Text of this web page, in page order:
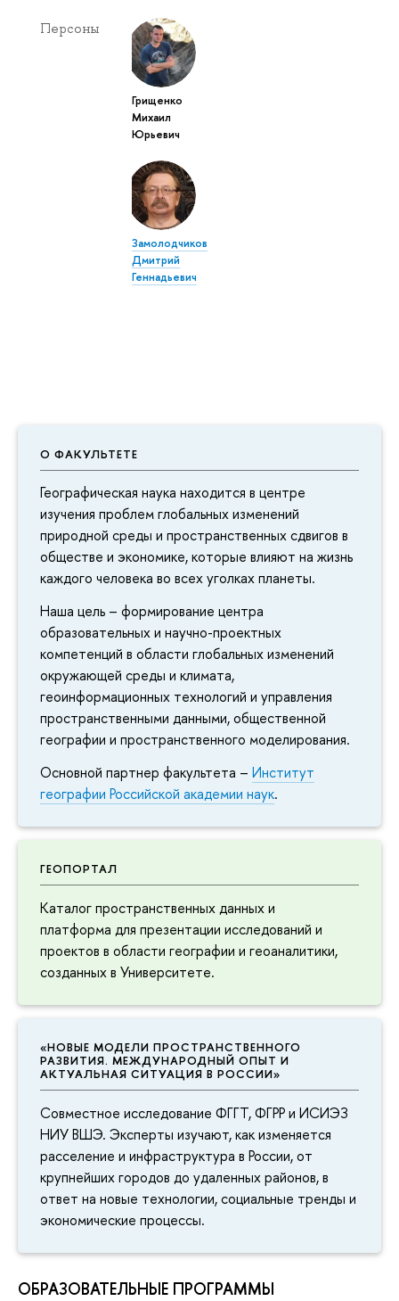
О ФАКУЛЬТЕТЕ
Географическая наука находится в центре
изучения проблем глобальных изменений
природной среды и пространственных сдвигов в
обществе и экономике, которые влияют на жизнь
каждого человека во всех уголках планеты.
Наша цель – формирование центра
образовательных и научно-проектных
компетенций в области глобальных изменений
окружающей среды и климата,
геоинформационных технологий и управления
пространственными данными, общественной
географии и пространственного моделирования.
Основной партнер факультета – Институт
географии Российской академии наук.
ГЕОПОРТАЛ
Каталог пространственных данных и
платформа для презентации исследований и
проектов в области географии и геоаналитики,
созданных в Университете.
«НОВЫЕ МОДЕЛИ ПРОСТРАНСТВЕННОГО
РАЗВИТИЯ. МЕЖДУНАРОДНЫЙ ОПЫТ И
АКТУАЛЬНАЯ СИТУАЦИЯ В РОССИИ»
Совместное исследование ФГГТ, ФГРР и ИСИЭЗ
НИУ ВШЭ. Эксперты изучают, как изменяется
расселение и инфраструктура в России, от
крупнейших городов до удаленных районов, в
ответ на новые технологии, социальные тренды и
экономические процессы.
ОБРАЗОВАТЕЛЬНЫЕ ПРОГРАММЫ
Персоны
Грищенко
Михаил
Юрьевич
Замолодчиков
Дмитрий
Геннадьевич